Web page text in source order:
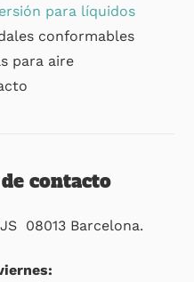
para líquidos
conformables
para aire
contacto
08013 Barcelona.